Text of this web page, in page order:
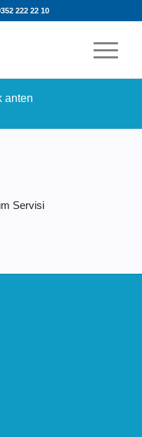
222 22 10
anten
Servisi